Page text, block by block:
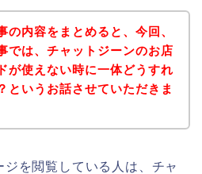
の内容をまとめると、今回、
では、チャットジーンのお店
が使えない時に一体どうすれ
というお話させていただきま
を閲覧している人は、チャ